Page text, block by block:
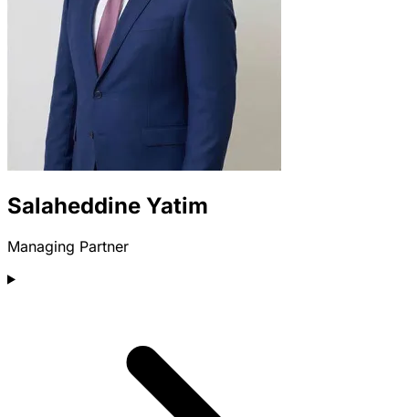
Salaheddine Yatim
Managing Partner